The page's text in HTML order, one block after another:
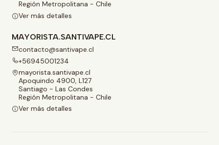
Región Metropolitana - Chile
Ver más detalles
MAYORISTA.SANTIVAPE.CL
contacto@santivape.cl
+56945001234
mayorista.santivape.cl
Apoquindo 4900, L127
Santiago - Las Condes
Región Metropolitana - Chile
Ver más detalles